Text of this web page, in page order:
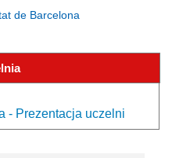
de Barcelona
- Prezentacja uczelni